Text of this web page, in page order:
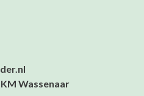
Wassenaar